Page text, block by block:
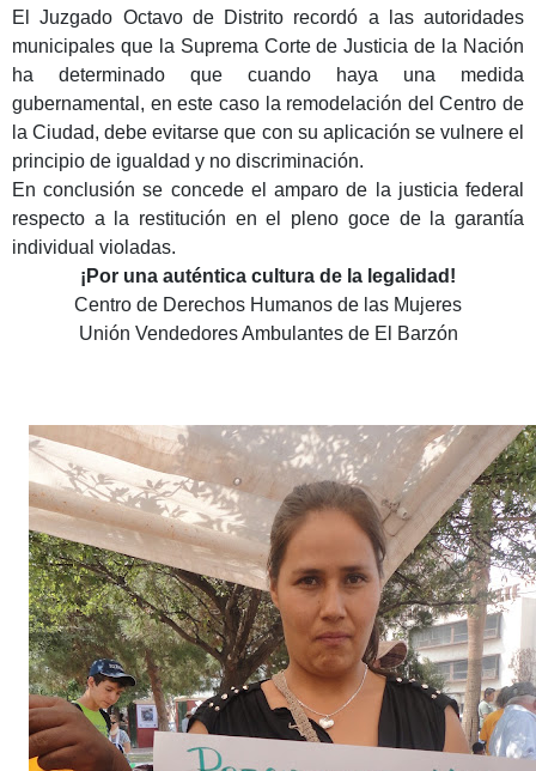
El Juzgado Octavo de Distrito recordó a las autoridades
municipales que la Suprema Corte de Justicia de la Nación
ha determinado que cuando haya una medida
gubernamental, en este caso la remodelación del Centro de
la Ciudad, debe evitarse que con su aplicación se vulnere el
principio de igualdad y no discriminación.
En conclusión se concede el amparo de la justicia federal
respecto a la restitución en el pleno goce de la garantía
individual violadas.
¡Por una auténtica cultura de la legalidad!
Centro de Derechos Humanos de las Mujeres
Unión Vendedores Ambulantes de El Barzón